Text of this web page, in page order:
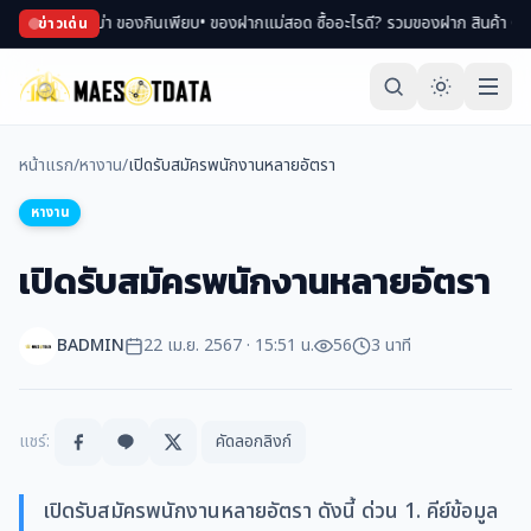
ข่าวเด่น
ของพม่า ของกินเพียบ• ของฝากแม่สอด ซื้ออะไรดี? รวมของฝาก สินค้า OTOP ขึ้
หน้าแรก/หางาน/เปิดรับสมัครพนักงานหลายอัตรา
หางาน
เปิดรับสมัครพนักงานหลายอัตรา
BADMIN 22 เม.ย. 2567 · 15:51 น. 56 3 นาที
แชร์: คัดลอกลิงก์
เปิดรับสมัครพนักงานหลายอัตรา ดังนี้ ด่วน 1. คีย์ข้อมูล